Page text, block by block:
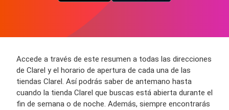
Accede a través de este resumen a todas las direcciones
de Clarel y el horario de apertura de cada una de las
tiendas Clarel. Así podrás saber de antemano hasta
cuando la tienda Clarel que buscas está abierta durante el
fin de semana o de noche. Además, siempre encontrarás